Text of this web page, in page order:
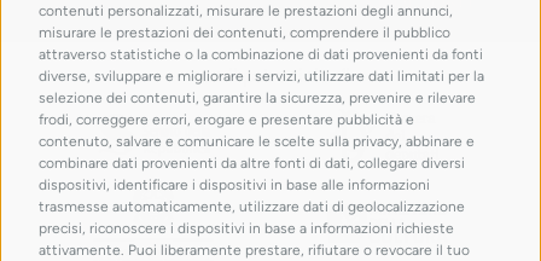
contenuti personalizzati, misurare le prestazioni degli annunci,
misurare le prestazioni dei contenuti, comprendere il pubblico
attraverso statistiche o la combinazione di dati provenienti da fonti
diverse, sviluppare e migliorare i servizi, utilizzare dati limitati per la
selezione dei contenuti, garantire la sicurezza, prevenire e rilevare
frodi, correggere errori, erogare e presentare pubblicità e
contenuto, salvare e comunicare le scelte sulla privacy, abbinare e
combinare dati provenienti da altre fonti di dati, collegare diversi
dispositivi, identificare i dispositivi in base alle informazioni
trasmesse automaticamente, utilizzare dati di geolocalizzazione
precisi, riconoscere i dispositivi in base a informazioni richieste
attivamente. Puoi liberamente prestare, rifiutare o revocare il tuo
con il patrocinio di